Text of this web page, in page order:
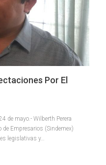
Por El
de mayo.- Wilberth Perera
de Empresarios (Sindemex)
legislativas y…